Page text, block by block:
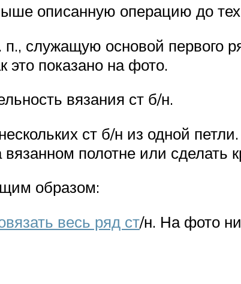
описанную операцию до
п., служащую основой первого
это показано на фото.
вязания ст б/н.
ст б/н из одной
полотне или сделать
образом:
весь ряд ст/н. На фото